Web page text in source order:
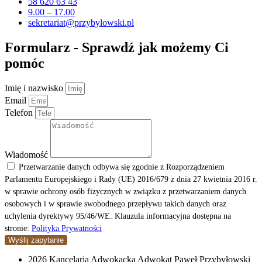
9.00 – 17.00
sekretariat@przybylowski.pl
Formularz - Sprawdź jak możemy Ci
pomóc
Imię i nazwisko
Email
Telefon
Wiadomość
Przetwarzanie danych odbywa się zgodnie z Rozporządzeniem
Parlamentu Europejskiego i Rady (UE) 2016/679 z dnia 27 kwietnia 2016 r.
w sprawie ochrony osób fizycznych w związku z przetwarzaniem danych
osobowych i w sprawie swobodnego przepływu takich danych oraz
uchylenia dyrektywy 95/46/WE. Klauzula informacyjna dostępna na
stronie: Polityka Prywatności
Wyślij zapytanie
2026 Kancelaria Adwokacka Adwokat Paweł Przybyłowski